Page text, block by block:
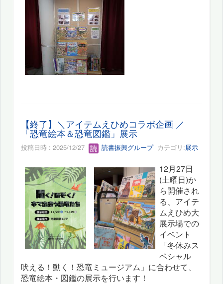
【終了】＼アイテムえひめコラボ企画 ／
「恐竜絵本＆恐竜図鑑」展示
投稿日時 : 2025/12/27 読書振興グループカテゴリ:展示
12月27日
(土曜日)か
ら開催され
る、アイテ
ムえひめ大
展示場での
イベント
「冬休みス
ペシャル
吠える！動く！恐竜ミュージアム」に合わせて、
恐竜絵本・図鑑の展示を行います！